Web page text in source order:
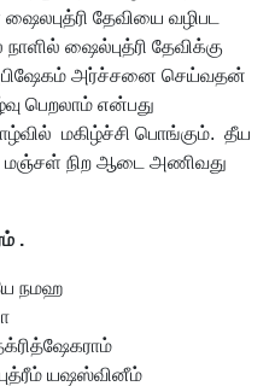
தேவியை வழிபட
ஷைல்புத்ரி தேவிக்கு
அர்ச்சனை செய்வதன்
பெறலாம் என்பது
மகிழ்ச்சி பொங்கும். தீய
நிற ஆடை அணிவது
.
நமஹ
யஷஸ்வினீம்